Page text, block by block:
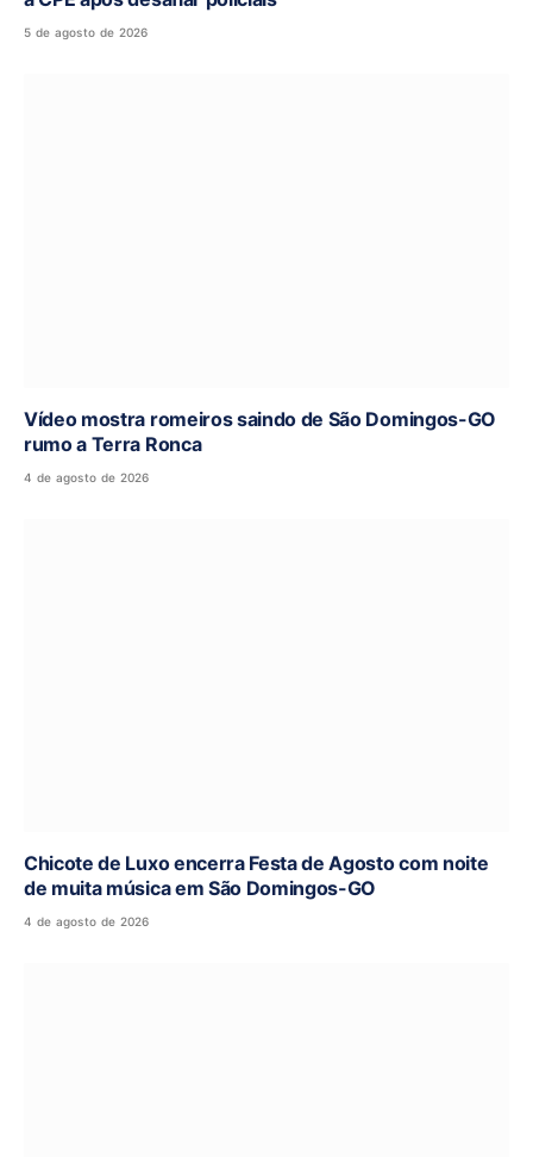
5 de agosto de 2026
Vídeo mostra romeiros saindo de São Domingos-GO
rumo a Terra Ronca
4 de agosto de 2026
Chicote de Luxo encerra Festa de Agosto com noite
de muita música em São Domingos-GO
4 de agosto de 2026